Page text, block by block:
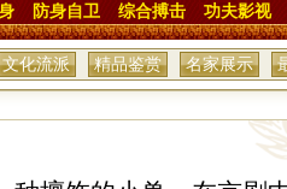
防身自卫 综合搏击 功夫影视
文化流派 精品鉴赏 名家展示